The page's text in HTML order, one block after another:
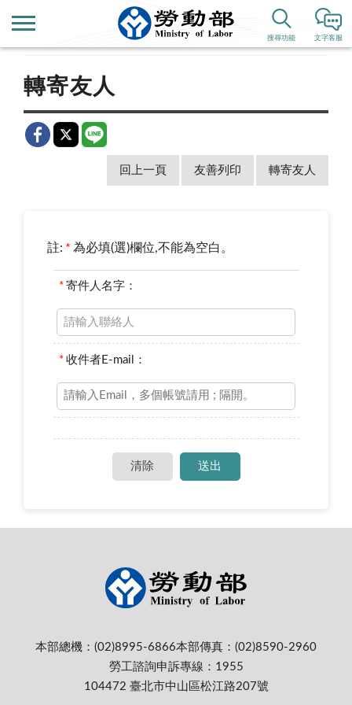
文字客服
搜尋功能
新聞公告 歷史新聞
轉寄友人
回上一頁 友善列印 轉寄友人
註: * 為必填(選)欄位,不能為空白。
* 寄件人名字：
* 收件者E-mail：
本部總機：(02)8995-6866本部傳真：(02)8590-2960
勞工諮詢申訴專線：1955
104472 臺北市中山區松江路207號